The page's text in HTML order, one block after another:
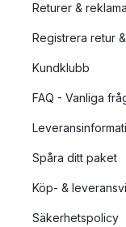
Returer &
Registrera retur
Kundklubb
FAQ - Vanliga
Spåra ditt paket
Köp- &
Säkerhetspolicy